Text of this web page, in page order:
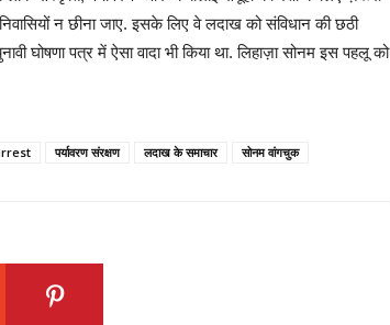
न छीना जाए. इसके लिए वे लदाख को संविधान की छठी
घोषणा पत्र में ऐसा वादा भी किया था. लिहाज़ा सोनम इस पहलू को
पर्यावरण संरक्षण लदाख के समाचार सोनम वांगचुक